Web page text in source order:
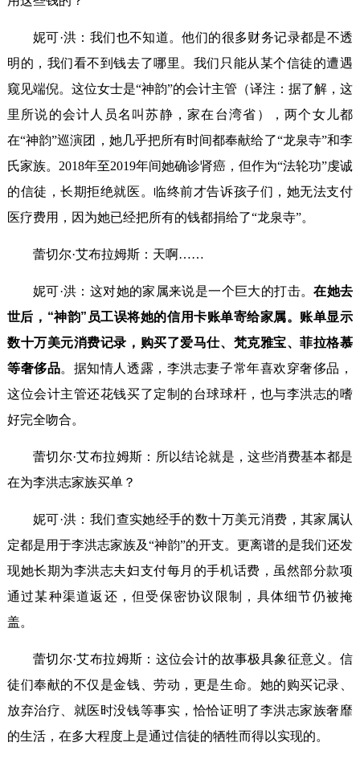
妮可·洪：我们也不知道。他们的很多财务记录都是不透
明的，我们看不到钱去了哪里。我们只能从某个信徒的遭遇
窥见端倪。这位女士是“神韵”的会计主管（译注：据了解，这
里所说的会计人员名叫苏静，家在台湾省），两个女儿都
在“神韵”巡演团，她几乎把所有时间都奉献给了“龙泉寺”和李
氏家族。2018年至2019年间她确诊肾癌，但作为“法轮功”虔诚
的信徒，长期拒绝就医。临终前才告诉孩子们，她无法支付
医疗费用，因为她已经把所有的钱都捐给了“龙泉寺”。
蕾切尔·艾布拉姆斯：天啊……
妮可·洪：这对她的家属来说是一个巨大的打击。在她去
世后，“神韵”员工误将她的信用卡账单寄给家属。账单显示
数十万美元消费记录，购买了爱马仕、梵克雅宝、菲拉格慕
等奢侈品。据知情人透露，李洪志妻子常年喜欢穿奢侈品，
这位会计主管还花钱买了定制的台球球杆，也与李洪志的嗜
好完全吻合。
蕾切尔·艾布拉姆斯：所以结论就是，这些消费基本都是
在为李洪志家族买单？
妮可·洪：我们查实她经手的数十万美元消费，其家属认
定都是用于李洪志家族及“神韵”的开支。更离谱的是我们还发
现她长期为李洪志夫妇支付每月的手机话费，虽然部分款项
通过某种渠道返还，但受保密协议限制，具体细节仍被掩
盖。
蕾切尔·艾布拉姆斯：这位会计的故事极具象征意义。信
徒们奉献的不仅是金钱、劳动，更是生命。她的购买记录、
放弃治疗、就医时没钱等事实，恰恰证明了李洪志家族奢靡
的生活，在多大程度上是通过信徒的牺牲而得以实现的。